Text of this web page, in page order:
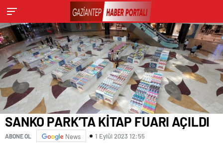
SANKO PARK’TA KİTAP FUARI AÇILDI
ABONE OL News 1 Eylül 2023 12:55